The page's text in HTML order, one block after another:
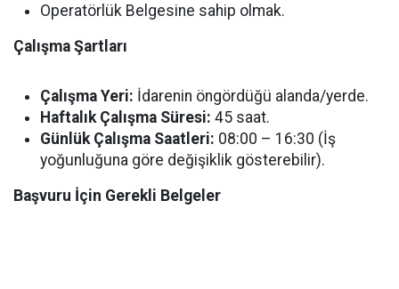
Operatörlük Belgesine sahip olmak.
Çalışma Şartları
Çalışma Yeri: İdarenin öngördüğü alanda/yerde.
Haftalık Çalışma Süresi: 45 saat.
Günlük Çalışma Saatleri: 08:00 – 16:30 (İş
yoğunluğuna göre değişiklik gösterebilir).
Başvuru İçin Gerekli Belgeler